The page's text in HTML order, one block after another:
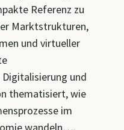
Referenz zu
Marktstrukturen,
und virtueller
und
thematisiert, wie
im
wandeln….